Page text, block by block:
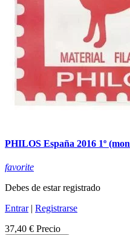
PHILOS España 2016 1º
favorite
Debes de estar registrado
Entrar| Registrarse
37,40 € Precio